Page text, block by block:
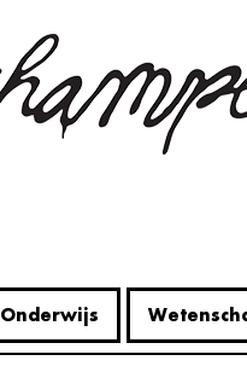
Onderwijs